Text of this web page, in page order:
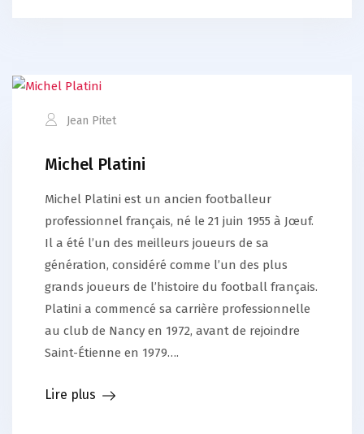
Jean Pitet
Michel Platini
Michel Platini est un ancien footballeur
professionnel français, né le 21 juin 1955 à Jœuf.
Il a été l’un des meilleurs joueurs de sa
génération, considéré comme l’un des plus
grands joueurs de l’histoire du football français.
Platini a commencé sa carrière professionnelle
au club de Nancy en 1972, avant de rejoindre
Saint-Étienne en 1979….
Lire plus